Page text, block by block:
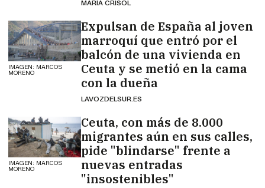
MARÍA CRISOL
IMAGEN: MARCOS
MORENO
Expulsan de España al joven
marroquí que entró por el
balcón de una vivienda en
Ceuta y se metió en la cama
con la dueña
LAVOZDELSUR.ES
IMAGEN: MARCOS
MORENO
Ceuta, con más de 8.000
migrantes aún en sus calles,
pide "blindarse" frente a
nuevas entradas
"insostenibles"